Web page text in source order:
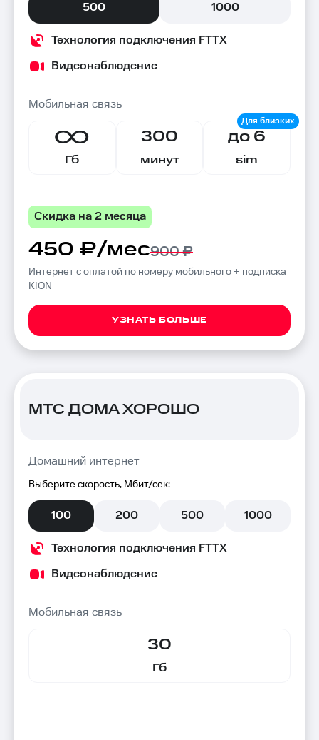
500 1000
Технология подключения FTTX
Видеонаблюдение
Мобильная связь
Гб
300
минут
до 6
sim
Скидка на 2 месяца
450 ₽/мес900 ₽
Интернет с оплатой по номеру мобильного + подписка
KION
УЗНАТЬ БОЛЬШЕ
МТС ДОМА ХОРОШО
Домашний интернет
Выберите скорость, Мбит/сек:
100 200 500 1000
Технология подключения FTTX
Видеонаблюдение
Мобильная связь
30
Гб